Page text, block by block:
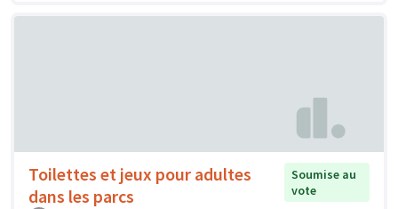
Toilettes et jeux pour adultes
dans les parcs
Soumise au
vote